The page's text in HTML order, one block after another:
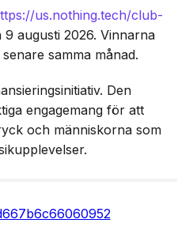
us.nothing.tech/club-
augusti 2026. Vinnarna
samma månad.
Den
engagemang för att
och människorna som